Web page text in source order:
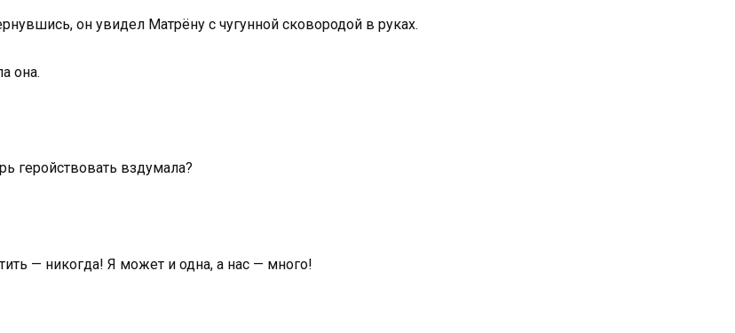
он увидел Матрёну с чугунной сковородой в руках.
она.
геройствовать вздумала?
— никогда! Я может и одна, а нас — много!